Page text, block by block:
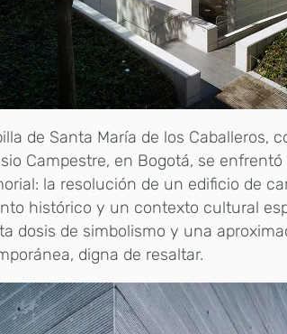
de Santa María de los Caballeros,
Campestre, en Bogotá, se
la resolución de un edificio de
histórico y un contexto cultural
dosis de simbolismo y una
digna de resaltar.